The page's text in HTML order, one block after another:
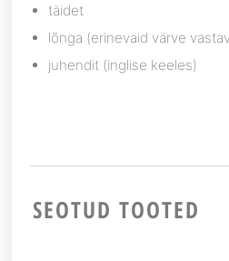
täidet
lõnga (erinevaid värve
juhendit (inglise keeles)
SEOTUD TOOTED